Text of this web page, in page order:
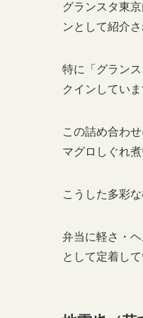
グランスタ東
ンとして紹介
特に「グラン
クインしていま
この詰め合わ
マグロしぐれ
こうした多彩
弁当に軽さ・
として定着して